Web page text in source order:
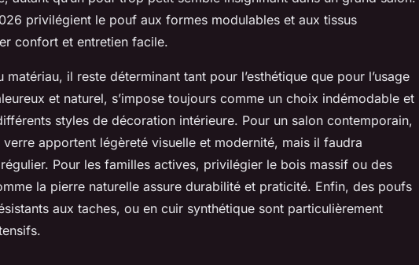
privilégient le pouf aux formes modulables et aux tissus
confort et entretien facile.
il reste déterminant tant pour l’esthétique que pour l’usage
et naturel, s’impose toujours comme un choix indémodable et
styles de décoration intérieure. Pour un salon contemporain,
apportent légèreté visuelle et modernité, mais il faudra
Pour les familles actives, privilégier le bois massif ou des
la pierre naturelle assure durabilité et praticité. Enfin, des poufs
aux taches, ou en cuir synthétique sont particulièrement